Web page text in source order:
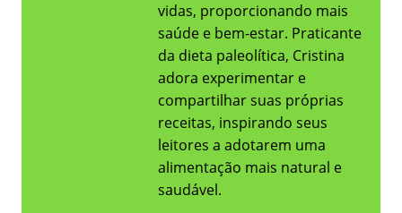
vidas, proporcionando mais
saúde e bem-estar. Praticante
da dieta paleolítica, Cristina
adora experimentar e
compartilhar suas próprias
receitas, inspirando seus
leitores a adotarem uma
alimentação mais natural e
saudável.